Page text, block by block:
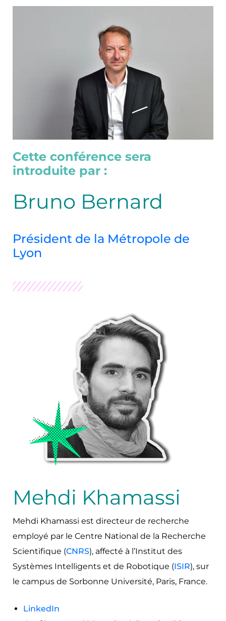
Cette conférence sera
introduite par :
Bruno Bernard
Président de la Métropole de
Lyon
Mehdi Khamassi
Mehdi Khamassi est directeur de recherche
employé par le Centre National de la Recherche
Scientifique (CNRS), affecté à l’Institut des
Systèmes Intelligents et de Robotique (ISIR), sur
le campus de Sorbonne Université, Paris, France.
LinkedIn